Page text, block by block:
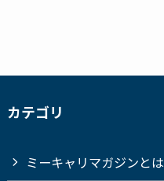
カテゴリ
ミーキャリマガジンとは